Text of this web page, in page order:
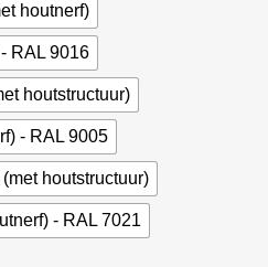
houtnerf)
RAL 9016
houtstructuur)
- RAL 9005
houtstructuur)
- RAL 7021